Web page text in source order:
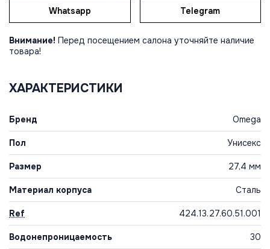
Whatsapp Telegram
Внимание! Перед посещением салона уточняйте наличие
товара!
ХАРАКТЕРИСТИКИ
Бренд Omega
Пол Унисекс
Размер 27,4 мм
Материал корпуса Сталь
Ref 424.13.27.60.51.001
Водонепроницаемость 30